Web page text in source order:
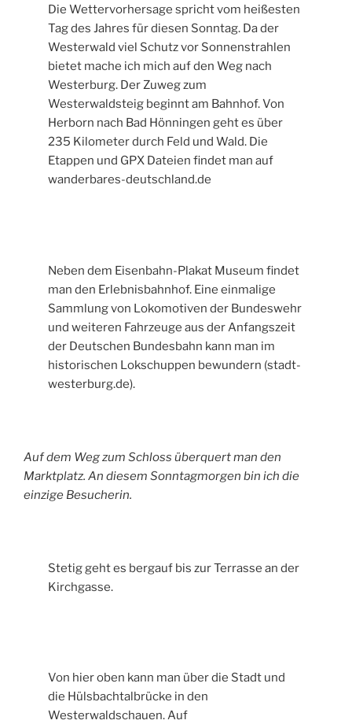
Die Wettervorhersage spricht vom heißesten
Tag des Jahres für diesen Sonntag. Da der
Westerwald viel Schutz vor Sonnenstrahlen
bietet mache ich mich auf den Weg nach
Westerburg. Der Zuweg zum
Westerwaldsteig beginnt am Bahnhof. Von
Herborn nach Bad Hönningen geht es über
235 Kilometer durch Feld und Wald. Die
Etappen und GPX Dateien findet man auf
wanderbares-deutschland.de
Neben dem Eisenbahn-Plakat Museum findet
man den Erlebnisbahnhof. Eine einmalige
Sammlung von Lokomotiven der Bundeswehr
und weiteren Fahrzeuge aus der Anfangszeit
der Deutschen Bundesbahn kann man im
historischen Lokschuppen bewundern (stadt-
westerburg.de).
Auf dem Weg zum Schloss überquert man den
Marktplatz. An diesem Sonntagmorgen bin ich die
einzige Besucherin.
Stetig geht es bergauf bis zur Terrasse an der
Kirchgasse.
Von hier oben kann man über die Stadt und
die Hülsbachtalbrücke in den
Westerwaldschauen. Auf